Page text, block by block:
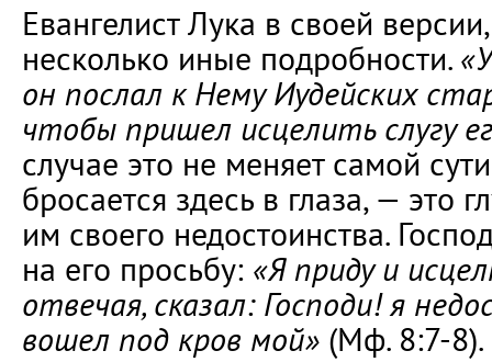
Евангелист Лука в своей
несколько иные подробности.
он послал к Нему Иудейских
чтобы пришел исцелить слугу
случае это не меняет самой
бросается здесь в глаза, — это
им своего недостоинства.
на его просьбу: «Я приду и
отвечая, сказал: Господи! я
вошел под кров мой» (Мф. 8:7-8).